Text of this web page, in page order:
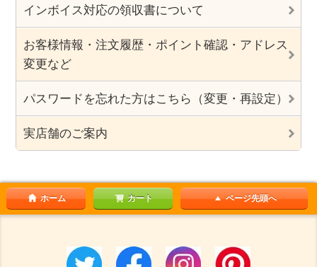
インボイス対応の領収書について
お客様情報・注文履歴・ポイント確認・アドレス
変更など
パスワードを忘れた方はこちら（変更・再設定）
実店舗のご案内
ホーム カート ページ先頭へ